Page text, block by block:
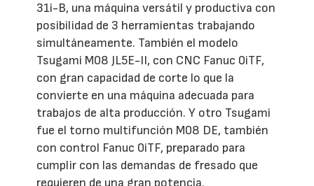
31i-B, una máquina versátil y productiva con
posibilidad de 3 herramientas trabajando
simultáneamente. También el modelo
Tsugami M08 JL5E-II, con CNC Fanuc 0iTF,
con gran capacidad de corte lo que la
convierte en una máquina adecuada para
trabajos de alta producción. Y otro Tsugami
fue el torno multifunción M08 DE, también
con control Fanuc 0iTF, preparado para
cumplir con las demandas de fresado que